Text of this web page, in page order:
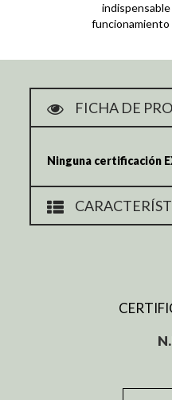
funcionamiento
FICHA DE
Ninguna certificación